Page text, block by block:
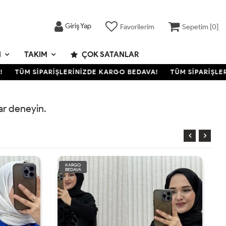
Giriş Yap Favorilerim Sepetim [0]
TAKIM ÇOK SATANLAR
TÜM SİPARİŞLERİNİZDE KARGO BEDAVA! TÜM
deneyin.
KARGO
BEDAVA